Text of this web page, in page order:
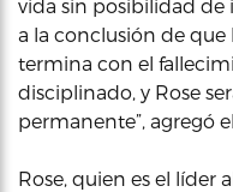
vida sin posibilidad de
a la conclusión de
termina con el
disciplinado, y Rose
permanente”, agregó
Rose, quien es el líder